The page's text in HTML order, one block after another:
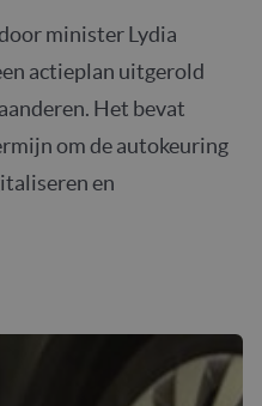
minister Lydia
actieplan uitgerold
Het bevat
om de autokeuring
en